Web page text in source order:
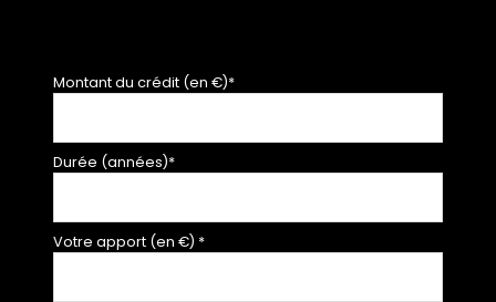
Montant du crédit (en €)*
Durée (années)*
Votre apport (en €) *